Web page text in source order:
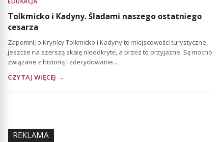
Tolkmicko i Kadyny. Śladami naszego ostatniego
cesarza
Zapomnij o Krynicy Tolkmicko i Kadyny to miejscowości turystyczne,
jeszcze na szerszą skalę nieodkryte, a przez to przyjazne. Są mocno
związane z historią i zdecydowanie...
CZYTAJ WIĘCEJ →
REKLAMA